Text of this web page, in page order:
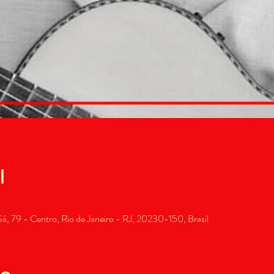
79 - Centro, Rio de Janeiro - RJ, 20230-150, Brasil